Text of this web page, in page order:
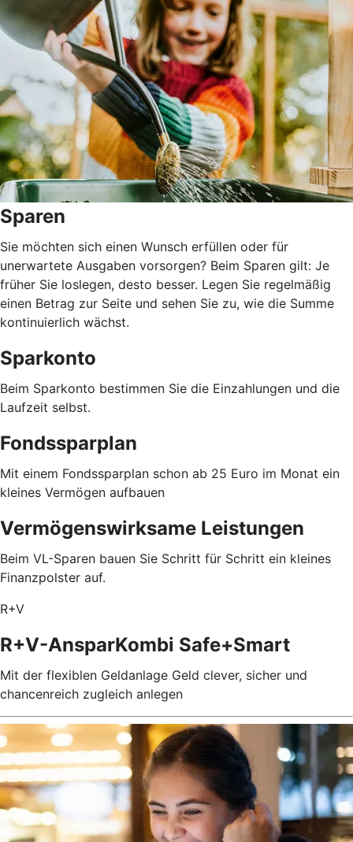
Sparen
Sie möchten sich einen Wunsch erfüllen oder für
unerwartete Ausgaben vorsorgen? Beim Sparen gilt: Je
früher Sie loslegen, desto besser. Legen Sie regelmäßig
einen Betrag zur Seite und sehen Sie zu, wie die Summe
kontinuierlich wächst.
Sparkonto
Beim Sparkonto bestimmen Sie die Einzahlungen und die
Laufzeit selbst.
Fondssparplan
Mit einem Fondssparplan schon ab 25 Euro im Monat ein
kleines Vermögen aufbauen
Vermögenswirksame Leistungen
Beim VL-Sparen bauen Sie Schritt für Schritt ein kleines
Finanzpolster auf.
R+V
R+V-AnsparKombi Safe+Smart
Mit der flexiblen Geldanlage Geld clever, sicher und
chancenreich zugleich anlegen